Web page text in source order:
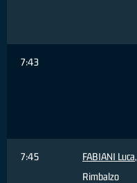
7:43
7:45 FABIANI Luca,
Rimbalzo